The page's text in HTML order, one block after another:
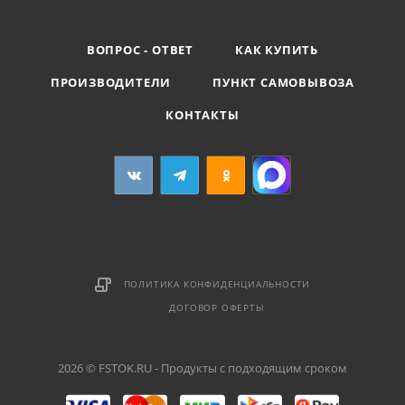
ВОПРОС - ОТВЕТ
КАК КУПИТЬ
ПРОИЗВОДИТЕЛИ
ПУНКТ САМОВЫВОЗА
КОНТАКТЫ
ПОЛИТИКА КОНФИДЕНЦИАЛЬНОСТИ
ДОГОВОР ОФЕРТЫ
2026 © FSTOK.RU - Продукты с подходящим сроком